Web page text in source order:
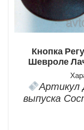
Кнопка
Шевроле
Артикул
выпуска